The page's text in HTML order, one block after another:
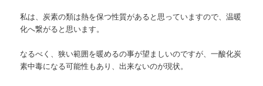
私は、炭素の類は熱を保つ性質があると思っていますので、温暖
化へ繋がると思います。
なるべく、狭い範囲を暖めるの事が望ましいのですが、一酸化炭
素中毒になる可能性もあり、出来ないのが現状。